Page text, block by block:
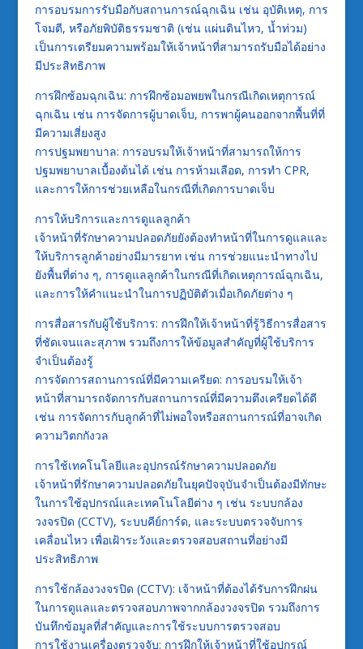
การอบรมการรับมือกับสถานการณ์ฉุกเฉิน เช่น อุบัติเหตุ, การ
โจมตี, หรือภัยพิบัติธรรมชาติ (เช่น แผ่นดินไหว, น้ำท่วม)
เป็นการเตรียมความพร้อมให้เจ้าหน้าที่สามารถรับมือได้อย่าง
มีประสิทธิภาพ
การฝึกซ้อมฉุกเฉิน: การฝึกซ้อมอพยพในกรณีเกิดเหตุการณ์
ฉุกเฉิน เช่น การจัดการผู้บาดเจ็บ, การพาผู้คนออกจากพื้นที่ที่
มีความเสี่ยงสูง
การปฐมพยาบาล: การอบรมให้เจ้าหน้าที่สามารถให้การ
ปฐมพยาบาลเบื้องต้นได้ เช่น การห้ามเลือด, การทำ CPR,
และการให้การช่วยเหลือในกรณีที่เกิดการบาดเจ็บ
การให้บริการและการดูแลลูกค้า
เจ้าหน้าที่รักษาความปลอดภัยยังต้องทำหน้าที่ในการดูแลและ
ให้บริการลูกค้าอย่างมีมารยาท เช่น การช่วยแนะนำทางไป
ยังพื้นที่ต่าง ๆ, การดูแลลูกค้าในกรณีที่เกิดเหตุการณ์ฉุกเฉิน,
และการให้คำแนะนำในการปฏิบัติตัวเมื่อเกิดภัยต่าง ๆ
การสื่อสารกับผู้ใช้บริการ: การฝึกให้เจ้าหน้าที่รู้วิธีการสื่อสาร
ที่ชัดเจนและสุภาพ รวมถึงการให้ข้อมูลสำคัญที่ผู้ใช้บริการ
จำเป็นต้องรู้
การจัดการสถานการณ์ที่มีความเครียด: การอบรมให้เจ้า
หน้าที่สามารถจัดการกับสถานการณ์ที่มีความตึงเครียดได้ดี
เช่น การจัดการกับลูกค้าที่ไม่พอใจหรือสถานการณ์ที่อาจเกิด
ความวิตกกังวล
การใช้เทคโนโลยีและอุปกรณ์รักษาความปลอดภัย
เจ้าหน้าที่รักษาความปลอดภัยในยุคปัจจุบันจำเป็นต้องมีทักษะ
ในการใช้อุปกรณ์และเทคโนโลยีต่าง ๆ เช่น ระบบกล้อง
วงจรปิด (CCTV), ระบบคีย์การ์ด, และระบบตรวจจับการ
เคลื่อนไหว เพื่อเฝ้าระวังและตรวจสอบสถานที่อย่างมี
ประสิทธิภาพ
การใช้กล้องวงจรปิด (CCTV): เจ้าหน้าที่ต้องได้รับการฝึกฝน
ในการดูแลและตรวจสอบภาพจากกล้องวงจรปิด รวมถึงการ
บันทึกข้อมูลที่สำคัญและการใช้ระบบการตรวจสอบ
การใช้งานเครื่องตรวจจับ: การฝึกให้เจ้าหน้าที่ใช้อุปกรณ์